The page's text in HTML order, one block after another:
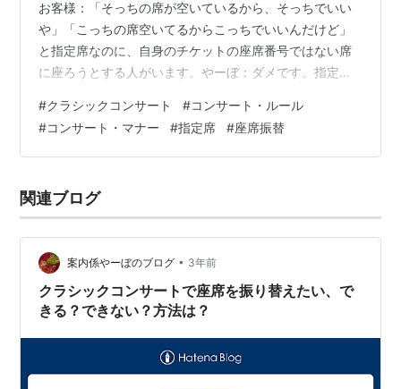
お客様：「そっちの席が空いているから、そっちでいい
や」「こっちの席空いてるからこっちでいいんだけど」
と指定席なのに、自身のチケットの座席番号ではない席
に座ろうとする人がいます。やーぼ：ダメです。指定席
当に多く、主催者側のミスもあるので、ケースバイケー
スなのですが、お客様の自己都合による席移動は基本認
められていません。座席は、ただ単に座るための場所で
証明がチケットなのです。人が座っていない席があっ
て、そちらの席の方が自身の席よりもいいなーと思う
#クラシックコンサート #コンサート・ルール
#コンサート・マナー #指定席 #座席振替
関連ブログ
案内係やーぼのブログ • 3年前
クラシックコンサートで座席を振り替えたい、で
きる？できない？方法は？